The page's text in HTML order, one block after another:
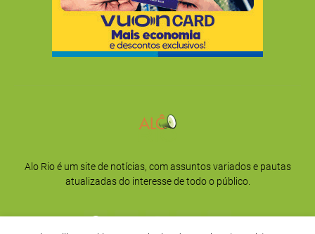
Alo Rio é um site de notícias, com assuntos variados e pautas
atualizadas do interesse de todo o público.